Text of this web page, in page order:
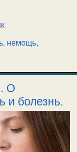
немощь,
О
и болезнь.